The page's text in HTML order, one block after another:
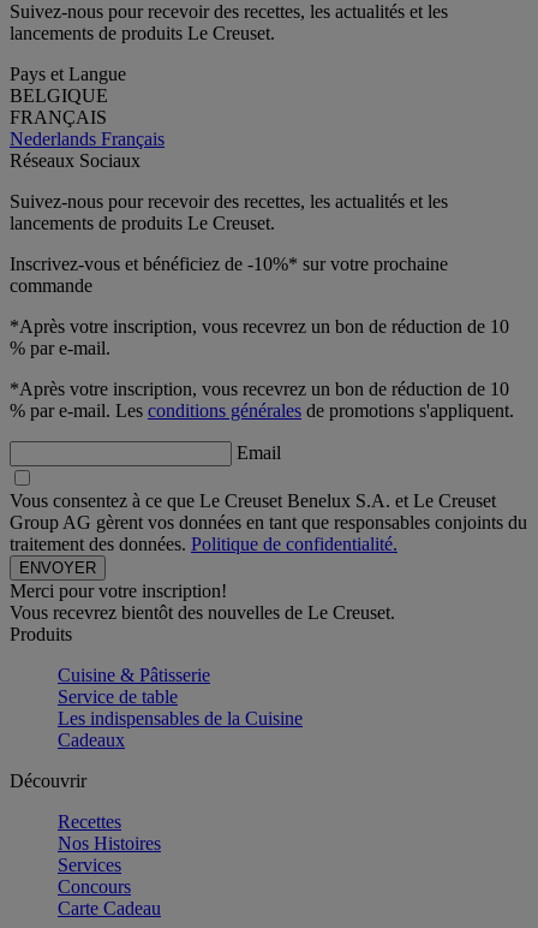
Suivez-nous pour recevoir des recettes, les actualités et les
lancements de produits Le Creuset.
Pays et Langue
BELGIQUE
FRANÇAIS
Nederlands Français
Réseaux Sociaux
Suivez-nous pour recevoir des recettes, les actualités et les
lancements de produits Le Creuset.
Inscrivez-vous et bénéficiez de -10%* sur votre prochaine
commande
*Après votre inscription, vous recevrez un bon de réduction de 10
% par e-mail.
*Après votre inscription, vous recevrez un bon de réduction de 10
% par e-mail. Les conditions générales de promotions s'appliquent.
Email
Vous consentez à ce que Le Creuset Benelux S.A. et Le Creuset
Group AG gèrent vos données en tant que responsables conjoints du
traitement des données. Politique de confidentialité.
Merci pour votre inscription!
Vous recevrez bientôt des nouvelles de Le Creuset.
Produits
Cuisine & Pâtisserie
Service de table
Les indispensables de la Cuisine
Cadeaux
Découvrir
Recettes
Nos Histoires
Services
Concours
Carte Cadeau